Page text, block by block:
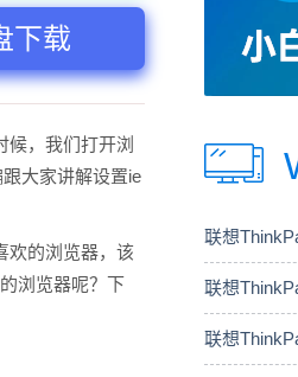
下载
候，我们打开浏
大家讲解设置ie
欢的浏览器，该
浏览器呢？下
联想